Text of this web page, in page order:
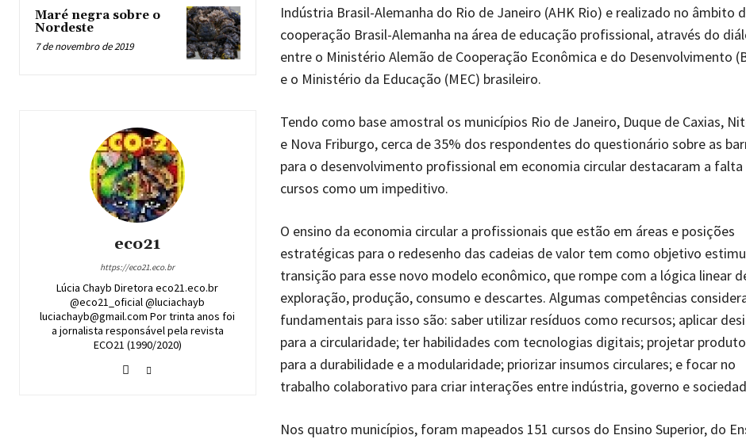
Maré negra sobre o
Nordeste
7 de novembro de 2019
eco21
https://eco21.eco.br
Lúcia Chayb Diretora eco21.eco.br
@eco21_oficial @luciachayb
luciachayb@gmail.com Por trinta anos foi
a jornalista responsável pela revista
ECO21 (1990/2020)
Indústria Brasil-Alemanha do Rio de Janeiro (AHK Rio) e realizado no âmbito
cooperação Brasil-Alemanha na área de educação profissional, através do
entre o Ministério Alemão de Cooperação Econômica e do Desenvolvimento
e o Ministério da Educação (MEC) brasileiro.
Tendo como base amostral os municípios Rio de Janeiro, Duque de Caxias,
e Nova Friburgo, cerca de 35% dos respondentes do questionário sobre as
para o desenvolvimento profissional em economia circular destacaram a falta
cursos como um impeditivo.
O ensino da economia circular a profissionais que estão em áreas e posições
estratégicas para o redesenho das cadeias de valor tem como objetivo
transição para esse novo modelo econômico, que rompe com a lógica linear
exploração, produção, consumo e descartes. Algumas competências
fundamentais para isso são: saber utilizar resíduos como recursos; aplicar
para a circularidade; ter habilidades com tecnologias digitais; projetar
para a durabilidade e a modularidade; priorizar insumos circulares; e focar no
trabalho colaborativo para criar interações entre indústria, governo e
Nos quatro municípios, foram mapeados 151 cursos do Ensino Superior, do